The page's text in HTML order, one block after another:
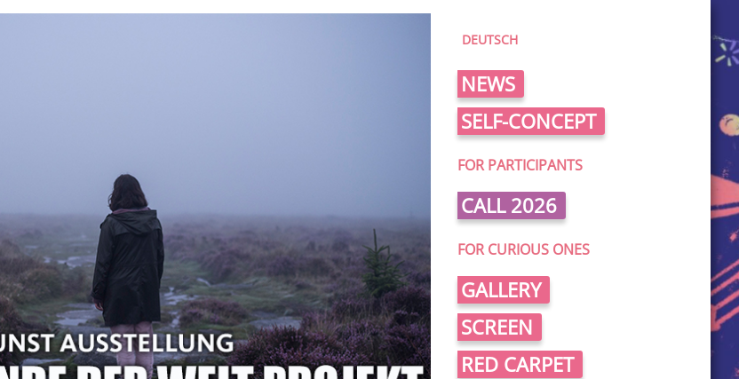
DEUTSCH
NEWS
SELF-CONCEPT
FOR PARTICIPANTS
CALL 2026
FOR CURIOUS ONES
GALLERY
SCREEN
RED CARPET